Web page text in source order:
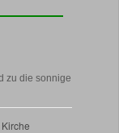
zu die sonnige